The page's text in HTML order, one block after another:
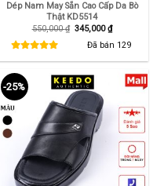
Dép Nam May Sẵn Cao Cấp Da Bò
Thật KD5514
550,000₫ Giá
550,000 ₫.
345,000₫Giá
hiện
tại
là:
Đã bán 129
-25%